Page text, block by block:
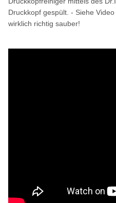
Druckkopf gespült. - Siehe
wirklich richtig sauber!